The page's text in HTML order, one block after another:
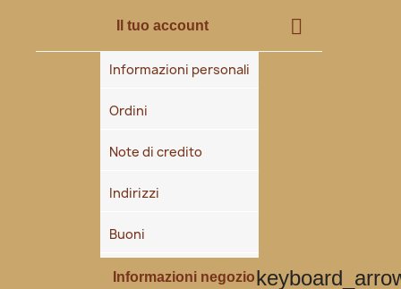
Il tuo account 
Informazioni personali
Ordini
Note di credito
Indirizzi
Buoni
Informazioni negozio